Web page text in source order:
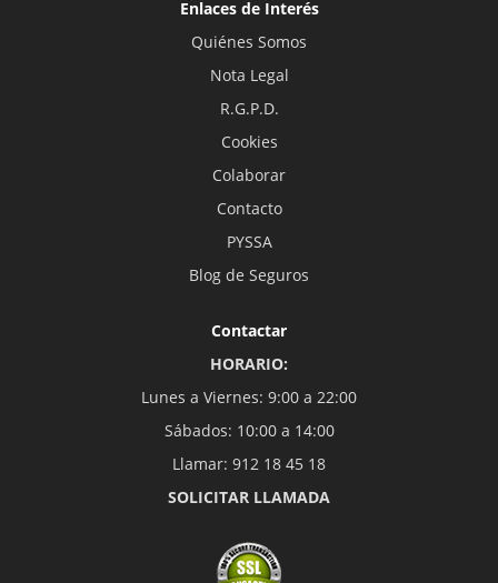
Enlaces de Interés
Quiénes Somos
Nota Legal
R.G.P.D.
Cookies
Colaborar
Contacto
PYSSA
Blog de Seguros
Contactar
HORARIO:
Lunes a Viernes: 9:00 a 22:00
Sábados: 10:00 a 14:00
Llamar: 912 18 45 18
SOLICITAR LLAMADA